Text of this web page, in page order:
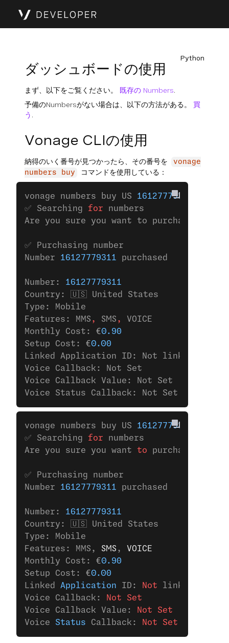
Python
ダッシュボードの使用
まず、以下をご覧ください。 既存の Numbers.
予備のNumbersがない場合は、以下の方法がある。 買
う .
Vonage CLIの使用
納得のいく番号が見つかったら、その番号を
vonage
numbers buy
コマンドを使用している：
vonage numbers buy US 16127779311
✅ Searching for numbers
Are you sure you want to purchase the
✅ Purchasing number
Number 16127779311 purchased
Number: 16127779311
Country: 🇺🇸 United States
Type: Mobile
Features: MMS , SMS ,
VOICE
Monthly Cost: €0.90
Setup Cost: €0.00
Linked Application ID: Not linked to
Voice Callback: Not Set
Voice Callback Value: Not Set
Voice Status Callback: Not Set
vonage numbers buy US 16127779311
✅ Searching for numbers
Are you sure you want to purchase the
✅ Purchasing number
Number 16127779311 purchased
Number: 16127779311
Country: 🇺🇸 United States
Type: Mobile
Features: MMS,
SMS ,
VOICE
Monthly Cost: €0.90
Setup Cost: €0.00
Linked Application ID: Not linked
Voice Callback:
Not Set
Voice Callback Value:
Not Set
Voice Status Callback: Not Set